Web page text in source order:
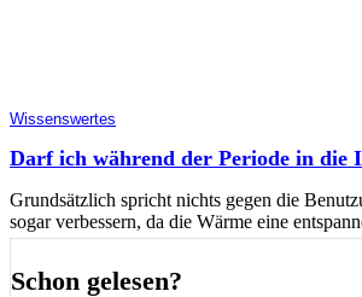
Wissenswertes
Darf ich während der Periode in die
Grundsätzlich spricht nichts gegen die
sogar verbessern, da die Wärme eine
Schon gelesen?